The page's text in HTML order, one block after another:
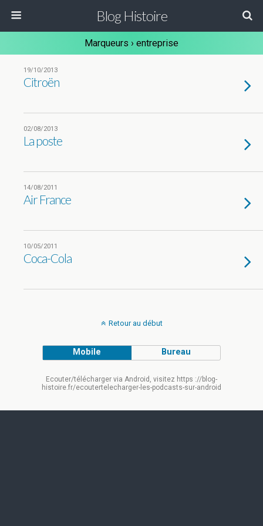
Blog Histoire
Marqueurs › entreprise
19/10/2013
Citroën
02/08/2013
La poste
14/08/2011
Air France
10/05/2011
Coca-Cola
Retour au début
Mobile Bureau
Ecouter/télécharger via Android, visitez https ://blog-
histoire.fr/ecoutertelecharger-les-podcasts-sur-android